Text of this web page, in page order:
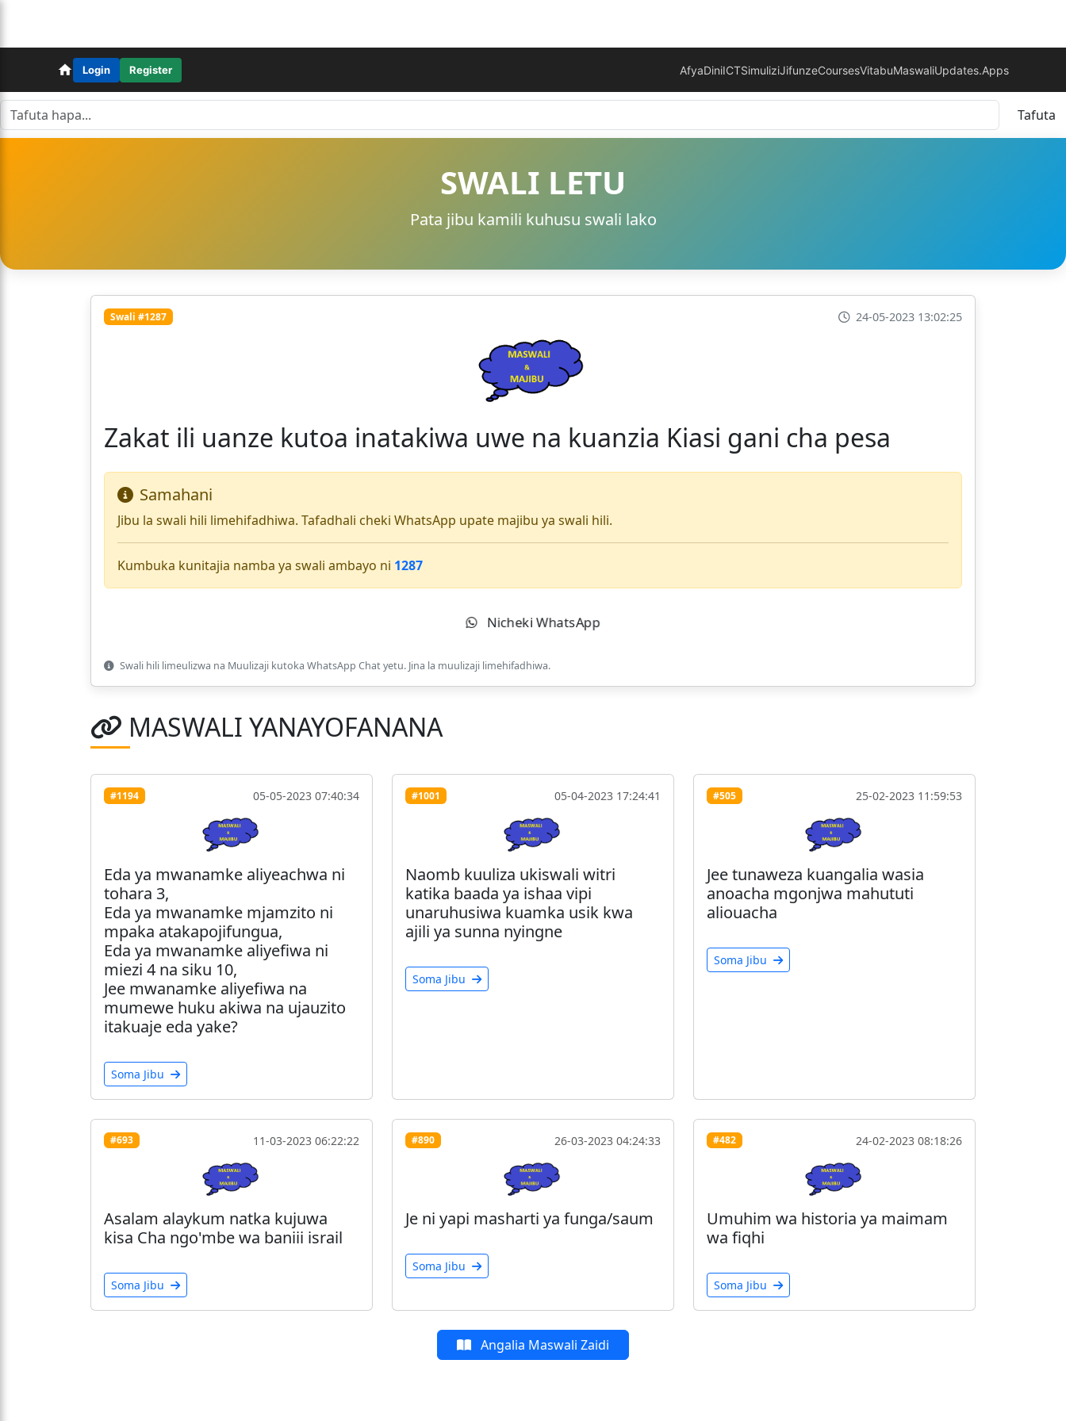
Login Register AfyaDiniICTSimuliziJifunzeCoursesVitabuMaswaliUpdates.Apps
Tafuta
SWALI LETU
Pata jibu kamili kuhusu swali lako
Swali #1287 24-05-2023 13:02:25
Zakat ili uanze kutoa inatakiwa uwe na kuanzia Kiasi gani cha pesa
Samahani
Jibu la swali hili limehifadhiwa. Tafadhali cheki WhatsApp upate majibu ya swali hili.
Kumbuka kunitajia namba ya swali ambayo ni 1287
Nicheki WhatsApp
Swali hili limeulizwa na Muulizaji kutoka WhatsApp Chat yetu. Jina la muulizaji limehifadhiwa.
MASWALI YANAYOFANANA
#1194 05-05-2023 07:40:34
Eda ya mwanamke aliyeachwa ni
tohara 3,
Eda ya mwanamke mjamzito ni
mpaka atakapojifungua,
Eda ya mwanamke aliyefiwa ni
miezi 4 na siku 10,
Jee mwanamke aliyefiwa na
mumewe huku akiwa na ujauzito
itakuaje eda yake?
Soma Jibu
#1001 05-04-2023 17:24:41
Naomb kuuliza ukiswali witri
katika baada ya ishaa vipi
unaruhusiwa kuamka usik kwa
ajili ya sunna nyingne
Soma Jibu
#505 25-02-2023 11:59:53
Jee tunaweza kuangalia wasia
anoacha mgonjwa mahututi
aliouacha
Soma Jibu
#693 11-03-2023 06:22:22
Asalam alaykum natka kujuwa
kisa Cha ngo'mbe wa baniii israil
Soma Jibu
#890 26-03-2023 04:24:33
Je ni yapi masharti ya funga/saum
Soma Jibu
#482 24-02-2023 08:18:26
Umuhim wa historia ya maimam
wa fiqhi
Soma Jibu
Angalia Maswali Zaidi